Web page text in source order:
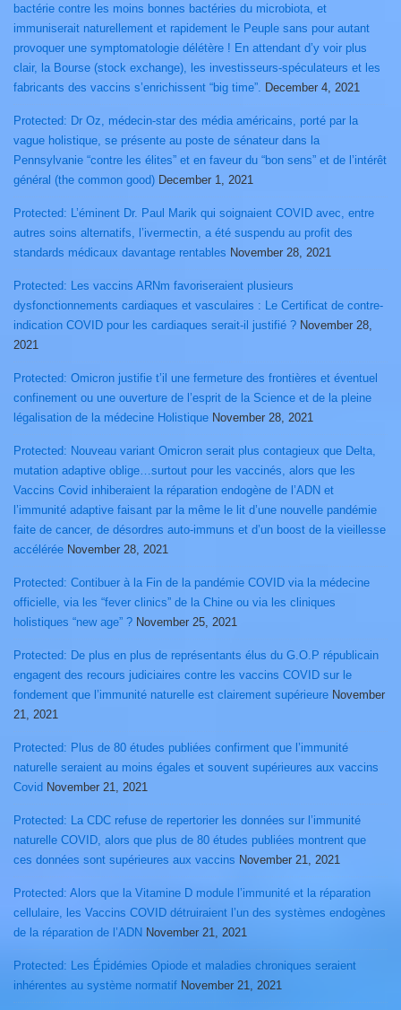
bactérie contre les moins bonnes bactéries du microbiota, et
immuniserait naturellement et rapidement le Peuple sans pour autant
provoquer une symptomatologie délétère ! En attendant d’y voir plus
clair, la Bourse (stock exchange), les investisseurs-spéculateurs et les
fabricants des vaccins s’enrichissent “big time”. December 4, 2021
Protected: Dr Oz, médecin-star des média américains, porté par la
vague holistique, se présente au poste de sénateur dans la
Pennsylvanie “contre les élites” et en faveur du “bon sens” et de l’intérêt
général (the common good) December 1, 2021
Protected: L’éminent Dr. Paul Marik qui soignaient COVID avec, entre
autres soins alternatifs, l’ivermectin, a été suspendu au profit des
standards médicaux davantage rentables November 28, 2021
Protected: Les vaccins ARNm favoriseraient plusieurs
dysfonctionnements cardiaques et vasculaires : Le Certificat de contre-
indication COVID pour les cardiaques serait-il justifié ? November 28,
2021
Protected: Omicron justifie t’il une fermeture des frontières et éventuel
confinement ou une ouverture de l’esprit de la Science et de la pleine
légalisation de la médecine Holistique November 28, 2021
Protected: Nouveau variant Omicron serait plus contagieux que Delta,
mutation adaptive oblige…surtout pour les vaccinés, alors que les
Vaccins Covid inhiberaient la réparation endogène de l’ADN et
l’immunité adaptive faisant par la même le lit d’une nouvelle pandémie
faite de cancer, de désordres auto-immuns et d’un boost de la vieillesse
accélérée November 28, 2021
Protected: Contibuer à la Fin de la pandémie COVID via la médecine
officielle, via les “fever clinics” de la Chine ou via les cliniques
holistiques “new age” ? November 25, 2021
Protected: De plus en plus de représentants élus du G.O.P républicain
engagent des recours judiciaires contre les vaccins COVID sur le
fondement que l’immunité naturelle est clairement supérieure November
21, 2021
Protected: Plus de 80 études publiées confirment que l’immunité
naturelle seraient au moins égales et souvent supérieures aux vaccins
Covid November 21, 2021
Protected: La CDC refuse de repertorier les données sur l’immunité
naturelle COVID, alors que plus de 80 études publiées montrent que
ces données sont supérieures aux vaccins November 21, 2021
Protected: Alors que la Vitamine D module l’immunité et la réparation
cellulaire, les Vaccins COVID détruiraient l’un des systèmes endogènes
de la réparation de l’ADN November 21, 2021
Protected: Les Épidémies Opiode et maladies chroniques seraient
inhérentes au système normatif November 21, 2021